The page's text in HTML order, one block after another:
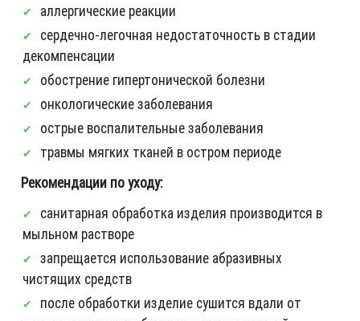
аллергические реакции
сердечно-легочная недостаточность в стадии
декомпенсации
обострение гипертонической болезни
онкологические заболевания
острые воспалительные заболевания
травмы мягких тканей в остром периоде
Рекомендации по уходу:
санитарная обработка изделия производится в
мыльном растворе
запрещается использование абразивных
чистящих средств
после обработки изделие сушится вдали от